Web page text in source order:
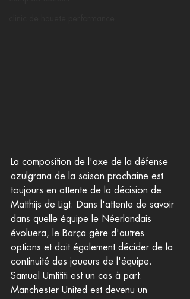
La composition de l'axe de la défense
azulgrana de la saison prochaine est
toujours en attente de la décision de
Matthijs de Ligt. Dans l'attente de savoir
dans quelle équipe le Néerlandais
évoluera, le Barça gère d'autres
options et doit également décider de la
continuité des joueurs de l'équipe.
Samuel Umtititi est un cas à part.
Manchester United est devenu un